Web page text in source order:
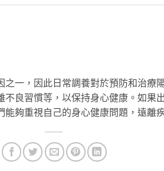
一，因此日常調養對於預防和治療
良習慣等，以保持身心健康。如果
夠重視自己的身心健康問題，遠離